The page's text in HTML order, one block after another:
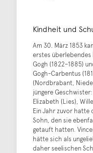
Kindheit und
Am 30. März 1853
erstes überlebendes
Gogh (1822–1885)
Gogh-Carbentus
(Nordbrabant,
jüngere
Elizabeth (Lies),
Ein Jahr zuvor hatte
Sohn, den sie
getauft hatten.
hätte sich als
daher seelischen